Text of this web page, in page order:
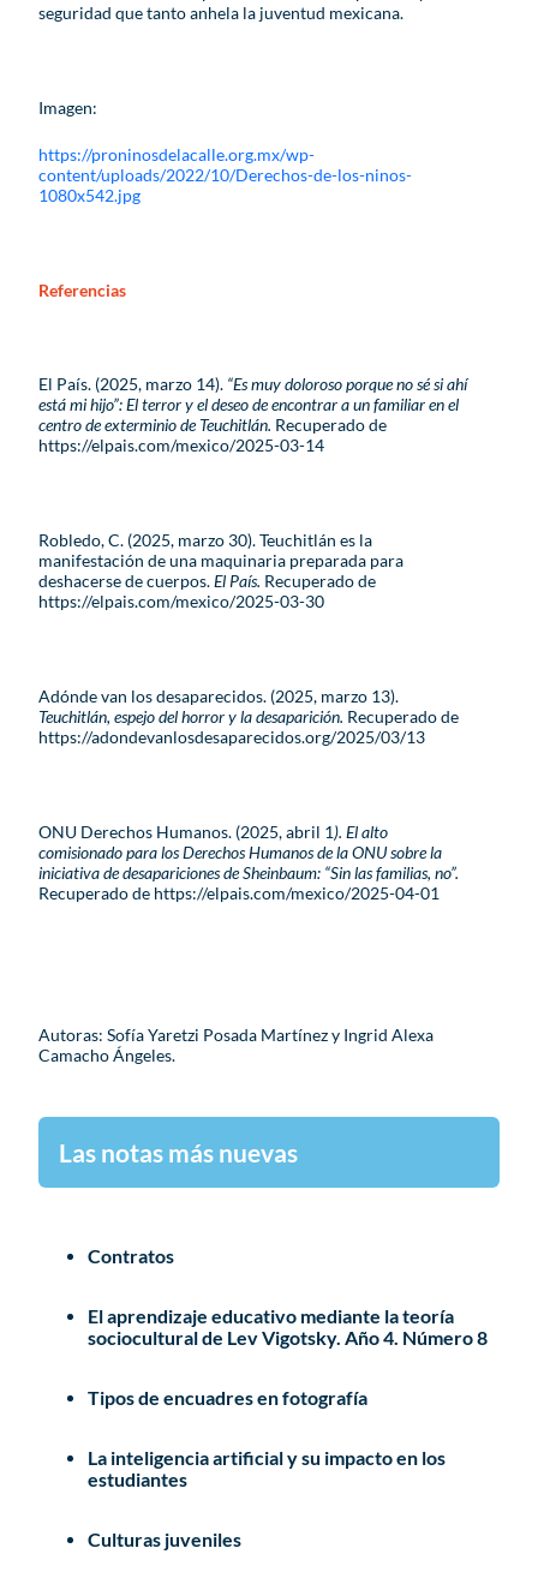
seguridad que tanto anhela la juventud mexicana.
Imagen:
https://proninosdelacalle.org.mx/wp-
content/uploads/2022/10/Derechos-de-los-ninos-
1080x542.jpg
Referencias
El País. (2025, marzo 14).“Es muy doloroso porque no sé si ahí
está mi hijo”: El terror y el deseo de encontrar a un familiar en el
centro de exterminio de Teuchitlán. Recuperado de
https://elpais.com/mexico/2025-03-14
Robledo, C. (2025, marzo 30). Teuchitlán es la
manifestación de una maquinaria preparada para
deshacerse de cuerpos.El País. Recuperado de
https://elpais.com/mexico/2025-03-30
Adónde van los desaparecidos. (2025, marzo 13).
Teuchitlán, espejo del horror y la desaparición. Recuperado de
https://adondevanlosdesaparecidos.org/2025/03/13
ONU Derechos Humanos. (2025, abril 1). El alto
comisionado para los Derechos Humanos de la ONU sobre la
iniciativa de desapariciones de Sheinbaum: “Sin las familias, no”.
Recuperado de https://elpais.com/mexico/2025-04-01
Autoras: Sofía Yaretzi Posada Martínez y Ingrid Alexa
Camacho Ángeles.
Las notas más nuevas
Contratos
El aprendizaje educativo mediante la teoría
sociocultural de Lev Vigotsky. Año 4. Número 8
Tipos de encuadres en fotografía
La inteligencia artificial y su impacto en los
estudiantes
Culturas juveniles